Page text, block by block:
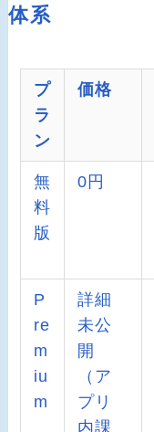
体系
プ
ラ
ン
価格
無
料
版
0円
P
re
m
iu
m
詳細
未公
開
（ア
プリ
内課